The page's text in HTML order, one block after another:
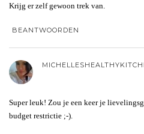
Krijg er zelf gewoon trek van.
BEANTWOORDEN
Super leuk! Zou je een keer je
budget restrictie ;-).